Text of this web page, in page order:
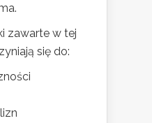
zawarte w tej
się do: